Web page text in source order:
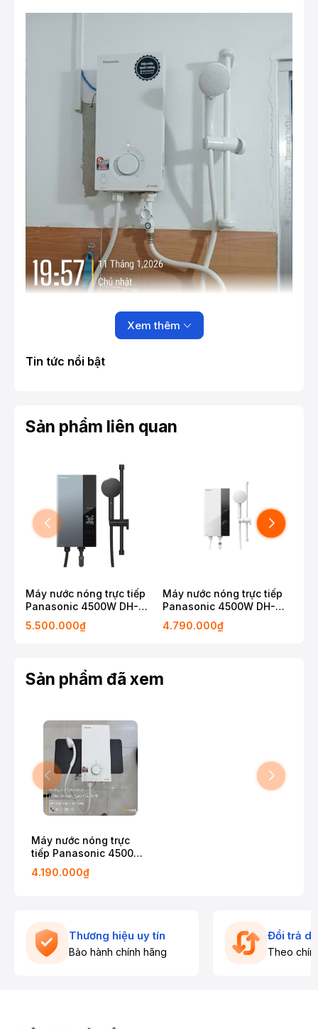
Xem thêm
Tin tức nổi bật
Sản phẩm liên quan
Máy nước nóng trực tiếp
Panasonic 4500W DH-
4UDP1VZ
5.500.000₫
Máy nước nóng trực tiếp
Panasonic 4500W DH-
4UP1VW
4.790.000₫
Sản phẩm đã xem
Máy nước nóng trực
tiếp Panasonic 4500W
DH-4VP1VW
4.190.000₫
Thương hiệu uy tín
Bảo hành chính hãng
Đổi trả
Theo